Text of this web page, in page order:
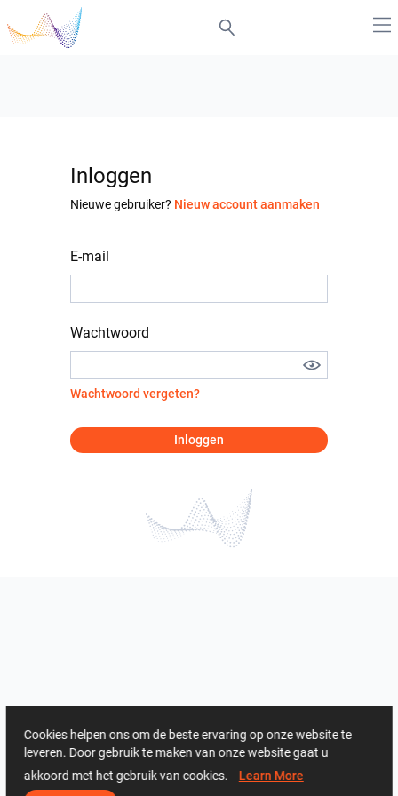
Inloggen
Nieuwe gebruiker? Nieuw account aanmaken
E-mail
Wachtwoord
Wachtwoord vergeten?
Inloggen
Cookies helpen ons om de beste ervaring op onze website te
leveren. Door gebruik te maken van onze website gaat u
akkoord met het gebruik van cookies. Learn More